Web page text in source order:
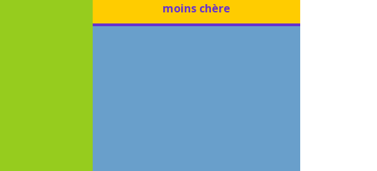
moins chère